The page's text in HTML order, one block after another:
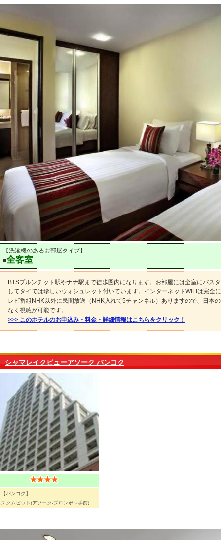
【洗濯機のあるお部屋タイプ】
■全客室
BTSプルンチット駅やナナ駅まで徒歩圏内になります。お部屋には全室にバス
してタイでは珍しいウォシュレット付いています。インターネットWIFIは完全
レビ番組NHK以外に民間放送（NHK入れて5チャンネル）ありますので、日本
なく視聴が可能です。
>>> このホテルのお申込み・料金・詳細情報はこちらをクリック！
シャマレイクビューアソーク バンコク
【バンコク】
スクムビット(アソーク-プロンポン手前)